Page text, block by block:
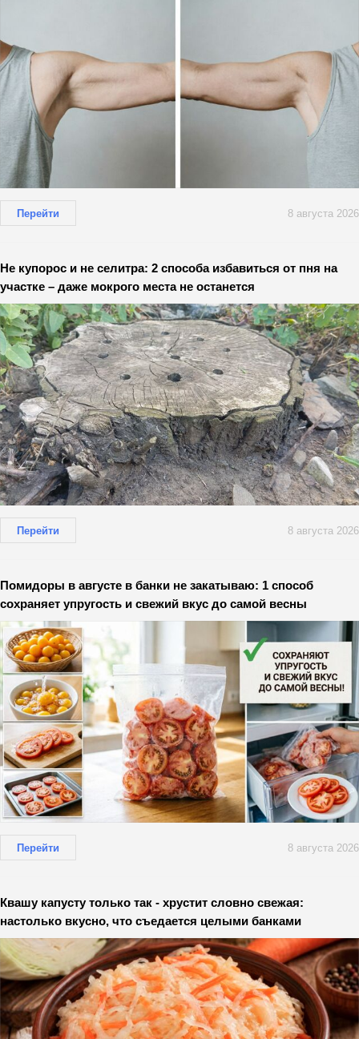
Перейти 8 августа 2026
Не купорос и не селитра: 2 способа избавиться от пня на
участке – даже мокрого места не останется
Перейти 8 августа 2026
Помидоры в августе в банки не закатываю: 1 способ
сохраняет упругость и свежий вкус до самой весны
Перейти 8 августа 2026
Квашу капусту только так - хрустит словно свежая:
настолько вкусно, что съедается целыми банками